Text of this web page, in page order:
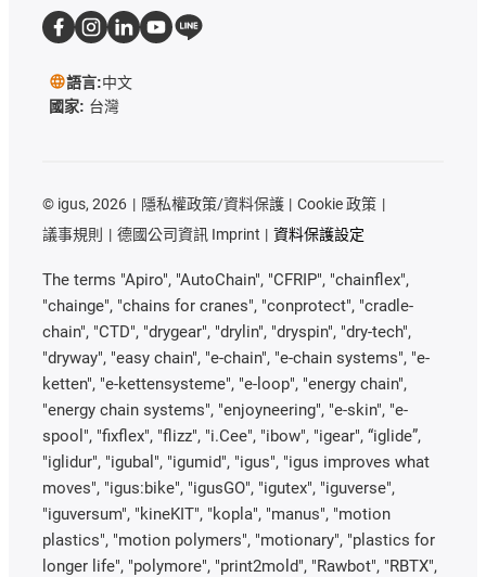
語言:中文
國家: 台灣
© igus, 2026 隱私權政策/資料保護
Cookie 政策
議事規則
德國公司資訊 Imprint 資料保護設定
The terms "Apiro", "AutoChain", "CFRIP", "chainflex",
"chainge", "chains for cranes", "conprotect", "cradle-
chain", "CTD", "drygear", "drylin", "dryspin", "dry-tech",
"dryway", "easy chain", "e-chain", "e-chain systems", "e-
ketten", "e-kettensysteme", "e-loop", "energy chain",
"energy chain systems", "enjoyneering", "e-skin", "e-
spool", "fixflex", "flizz", "i.Cee", "ibow", "igear", “iglide”,
"iglidur", "igubal", "igumid", "igus", "igus improves what
moves", "igus:bike", "igusGO", "igutex", "iguverse",
"iguversum", "kineKIT", "kopla", "manus", "motion
plastics", "motion polymers", "motionary", "plastics for
longer life", "polymore", "print2mold", "Rawbot", "RBTX",